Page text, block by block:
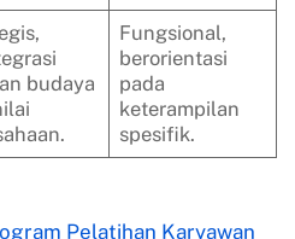
budaya
Fungsional,
berorientasi
pada
keterampilan
spesifik.
Pelatihan Karyawan